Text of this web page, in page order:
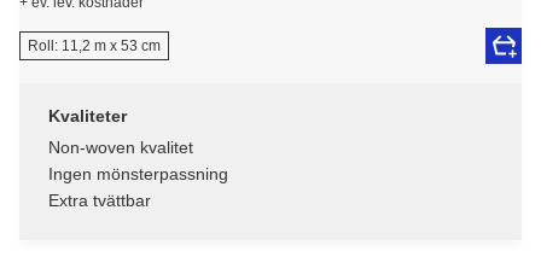
Roll: 11,2 m x 53 cm
Kvaliteter
Non-woven kvalitet
Ingen mönsterpassning
Extra tvättbar